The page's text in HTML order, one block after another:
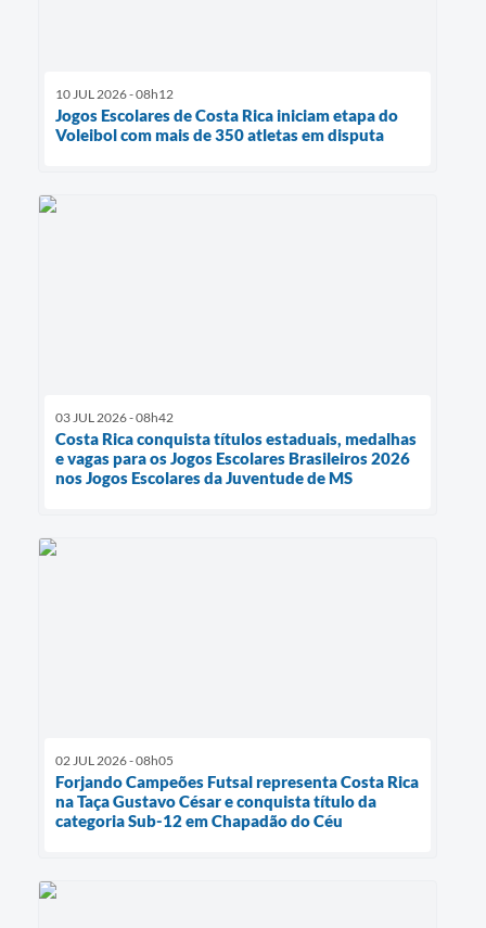
10 JUL 2026 - 08h12
Jogos Escolares de Costa Rica iniciam etapa do
Voleibol com mais de 350 atletas em disputa
03 JUL 2026 - 08h42
Costa Rica conquista títulos estaduais, medalhas
e vagas para os Jogos Escolares Brasileiros 2026
nos Jogos Escolares da Juventude de MS
02 JUL 2026 - 08h05
Forjando Campeões Futsal representa Costa Rica
na Taça Gustavo César e conquista título da
categoria Sub-12 em Chapadão do Céu